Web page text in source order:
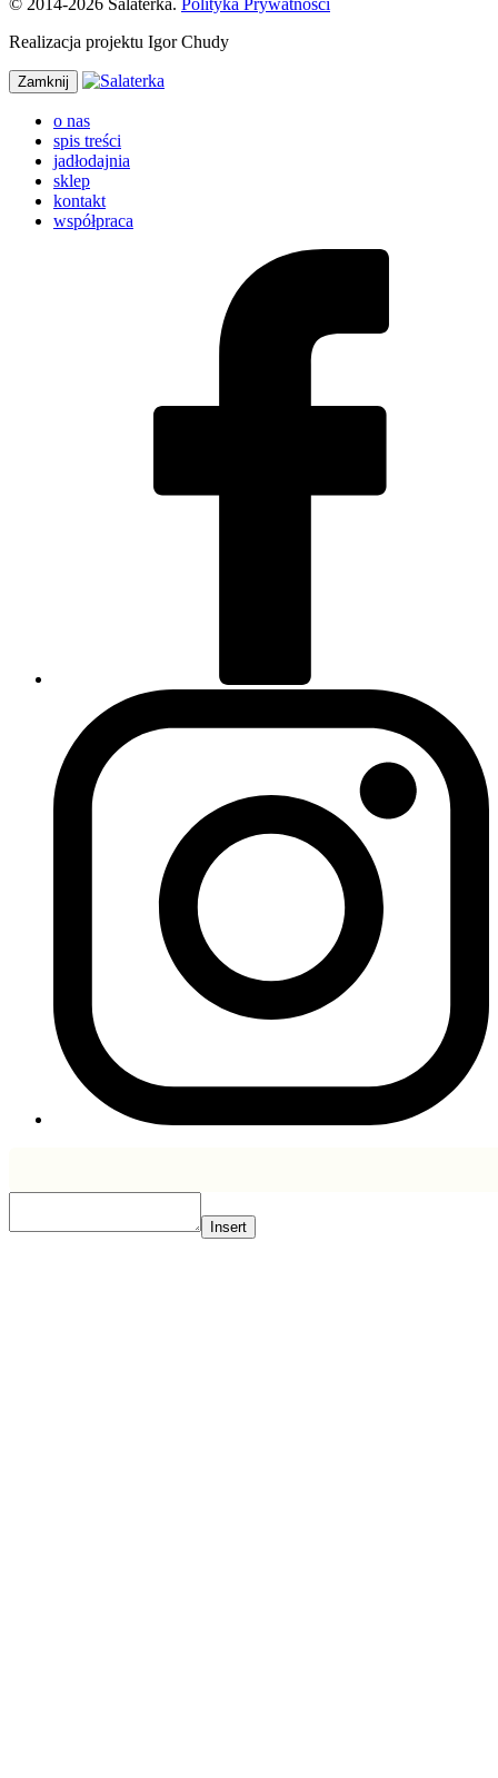
Realizacja projektu Igor Chudy
Zamknij
o nas
spis treści
jadłodajnia
sklep
kontakt
współpraca
Insert